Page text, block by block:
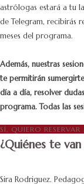
astrólogas estará a tu
de Telegram, recibirás
meses del programa.
Además, nuestras
te permitirán
día a día, resolver
programa. Todas las
SÍ, QUIERO
¿Quiénes te
Sira Rodriguez.